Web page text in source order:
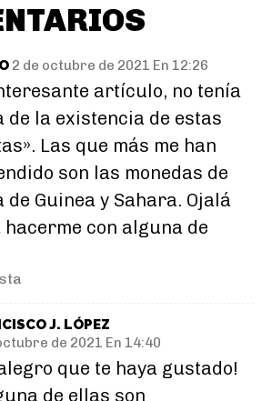
2 de octubre de 2021 En 12:26
artículo, no tenía
de la existencia de estas
Las que más me han
son las monedas de
de Guinea y Sahara. Ojalá
hacerme con alguna de
J. LÓPEZ
de 2021 En 14:40
que te haya gustado!
de ellas son